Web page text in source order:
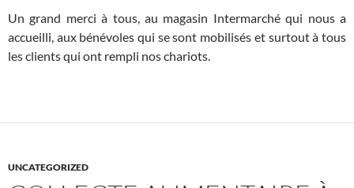
Un grand merci à tous, au magasin Intermarché qui nous a
accueilli, aux bénévoles qui se sont mobilisés et surtout à tous
les clients qui ont rempli nos chariots.
UNCATEGORIZED